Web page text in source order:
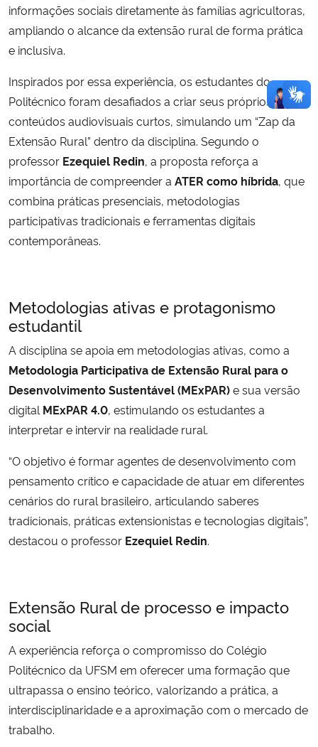
informações sociais diretamente às famílias agricultoras,
ampliando o alcance da extensão rural de forma prática
e inclusiva.
Inspirados por essa experiência, os estudantes do
Politécnico foram desafiados a criar seus próprios
conteúdos audiovisuais curtos, simulando um “Zap da
Extensão Rural” dentro da disciplina. Segundo o
professor Ezequiel Redin, a proposta reforça a
importância de compreender a ATER como híbrida, que
combina práticas presenciais, metodologias
participativas tradicionais e ferramentas digitais
contemporâneas.
Metodologias ativas e protagonismo
estudantil
A disciplina se apoia em metodologias ativas, como a
Metodologia Participativa de Extensão Rural para o
Desenvolvimento Sustentável (MExPAR)e sua versão
digital MExPAR 4.0, estimulando os estudantes a
interpretar e intervir na realidade rural.
“O objetivo é formar agentes de desenvolvimento com
pensamento crítico e capacidade de atuar em diferentes
cenários do rural brasileiro, articulando saberes
tradicionais, práticas extensionistas e tecnologias digitais”,
destacou o professor Ezequiel Redin.
Extensão Rural de processo e impacto
social
A experiência reforça o compromisso do Colégio
Politécnico da UFSM em oferecer uma formação que
ultrapassa o ensino teórico, valorizando a prática, a
interdisciplinaridade e a aproximação com o mercado de
trabalho.